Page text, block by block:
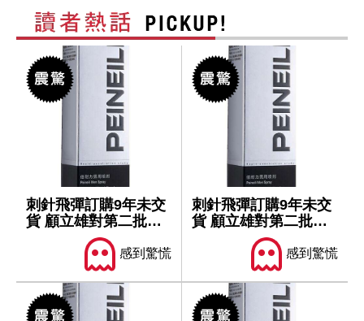
刺針飛彈訂購9年未交
貨 顧立雄對第二批軍
感到驚慌
刺針飛彈訂購9年未交
貨 顧立雄對第二批軍
感到驚慌